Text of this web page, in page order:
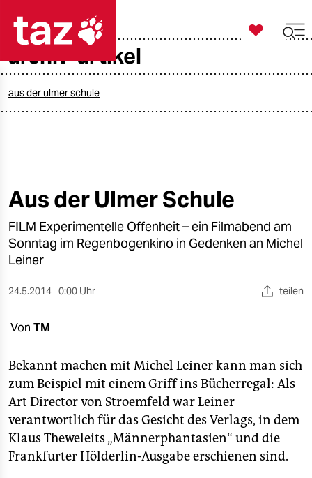
öko
gesellschaft
kultur
sport
wahrheit
verlag
verlag
veranstaltungen

taz zahl ich
archiv-artikel
aus der ulmer schule
Aus der Ulmer Schule
FILM Experimentelle Offenheit – ein Filmabend am
Sonntag im Regenbogenkino in Gedenken an Michel
Leiner
24.5.2014 0:00 Uhr teilen
Von TM
Bekannt machen mit Michel Leiner kann man sich
zum Beispiel mit einem Griff ins Bücherregal: Als
Art Director von Stroemfeld war Leiner
verantwortlich für das Gesicht des Verlags, in dem
Klaus Theweleits „Männerphantasien“ und die
Frankfurter Hölderlin-Ausgabe erschienen sind.